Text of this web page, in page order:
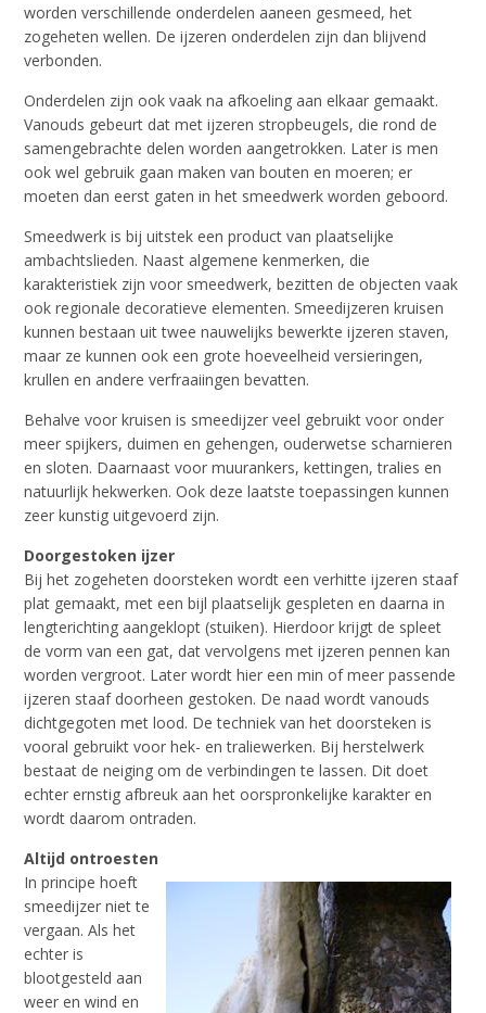
worden verschillende onderdelen aaneen gesmeed, het
zogeheten wellen. De ijzeren onderdelen zijn dan blijvend
verbonden.
Onderdelen zijn ook vaak na afkoeling aan elkaar gemaakt.
Vanouds gebeurt dat met ijzeren stropbeugels, die rond de
samengebrachte delen worden aangetrokken. Later is men
ook wel gebruik gaan maken van bouten en moeren; er
moeten dan eerst gaten in het smeedwerk worden geboord.
Smeedwerk is bij uitstek een product van plaatselijke
ambachtslieden. Naast algemene kenmerken, die
karakteristiek zijn voor smeedwerk, bezitten de objecten vaak
ook regionale decoratieve elementen. Smeedijzeren kruisen
kunnen bestaan uit twee nauwelijks bewerkte ijzeren staven,
maar ze kunnen ook een grote hoeveelheid versieringen,
krullen en andere verfraaiingen bevatten.
Behalve voor kruisen is smeedijzer veel gebruikt voor onder
meer spijkers, duimen en gehengen, ouderwetse scharnieren
en sloten. Daarnaast voor muurankers, kettingen, tralies en
natuurlijk hekwerken. Ook deze laatste toepassingen kunnen
zeer kunstig uitgevoerd zijn.
Doorgestoken ijzer
Bij het zogeheten doorsteken wordt een verhitte ijzeren staaf
plat gemaakt, met een bijl plaatselijk gespleten en daarna in
lengterichting aangeklopt (stuiken). Hierdoor krijgt de spleet
de vorm van een gat, dat vervolgens met ijzeren pennen kan
worden vergroot. Later wordt hier een min of meer passende
ijzeren staaf doorheen gestoken. De naad wordt vanouds
dichtgegoten met lood. De techniek van het doorsteken is
vooral gebruikt voor hek- en traliewerken. Bij herstelwerk
bestaat de neiging om de verbindingen te lassen. Dit doet
echter ernstig afbreuk aan het oorspronkelijke karakter en
wordt daarom ontraden.
Altijd ontroesten
In principe hoeft
smeedijzer niet te
vergaan. Als het
echter is
blootgesteld aan
weer en wind en